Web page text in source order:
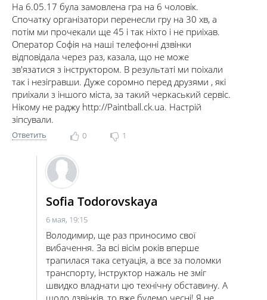
На 6.05.17 була замовлена гра на 6 чоловік.
Спочатку організатори перенесли гру на 30 хв, а
потім ми прочекали ще 45 і так ніхто і не приіхав.
Оператор Софія на наші телефонні дзвінки
відповідала через раз, казала, що не може
зв'язатися з інструктором. В результаті ми поіхали
так і незігравши. Дуже соромно перед друзями , які
приіхали з іншого міста, за такий черкаський сервіс.
Нікому не раджу http://Paintball.ck.ua. Настрій
зіпсували.
Ответить 0 1
Sofia Todorovskaya
6 мая, 19:15
Володимир, ще раз приносимо свої
вибачення. За всі вісім років вперше
трапилася така сетуація, а все за поломки
транспорту, інструктор нажаль не зміг
швидко владнати цю технічну обставину. А
щодо дзвінків, то вже будемо чесні! Я не